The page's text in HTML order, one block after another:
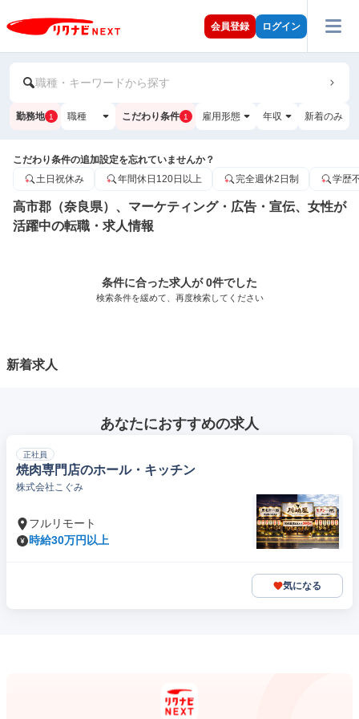
会員登録 ログイン
職種・キーワードから探す
勤務地 1 職種 こだわり条件 1 雇用形態 年収 新着のみ
こだわり条件の追加設定を忘れていませんか？
土日祝休み
年間休日120日以上 完全週休2日制 学歴
高市郡（奈良県）、マーケティング・広告・宣伝、女性が
活躍中の転職・求人情報
条件に合った求人が 0件でした
検索条件を緩めて、再度検索してください
新着求人
あなたにおすすめの求人
正社員
焼肉専門店のホール・キッチン
株式会社こぐみ
フルリモート
時給30万円以上
気になる